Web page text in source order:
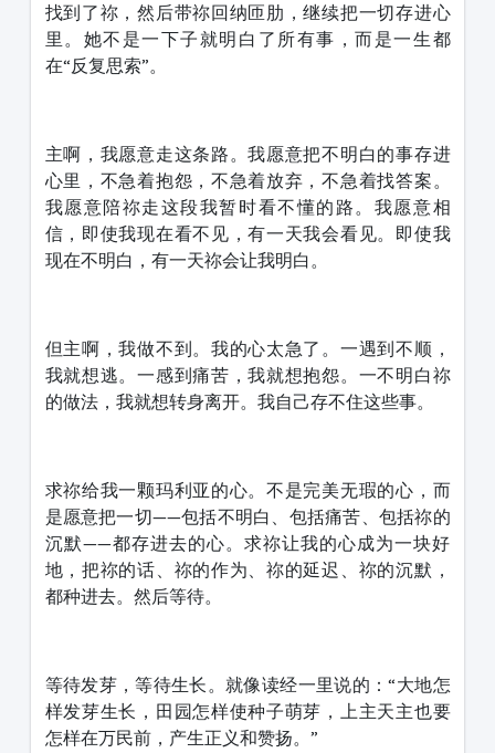
找到了祢，然后带祢回纳匝肋，继续把一切存进心
里。她不是一下子就明白了所有事，而是一生都
在“反复思索”。
主啊，我愿意走这条路。我愿意把不明白的事存进
心里，不急着抱怨，不急着放弃，不急着找答案。
我愿意陪祢走这段我暂时看不懂的路。我愿意相
信，即使我现在看不见，有一天我会看见。即使我
现在不明白，有一天祢会让我明白。
但主啊，我做不到。我的心太急了。一遇到不顺，
我就想逃。一感到痛苦，我就想抱怨。一不明白祢
的做法，我就想转身离开。我自己存不住这些事。
求祢给我一颗玛利亚的心。不是完美无瑕的心，而
是愿意把一切——包括不明白、包括痛苦、包括祢的
沉默——都存进去的心。求祢让我的心成为一块好
地，把祢的话、祢的作为、祢的延迟、祢的沉默，
都种进去。然后等待。
等待发芽，等待生长。就像读经一里说的：“大地怎
样发芽生长，田园怎样使种子萌芽，上主天主也要
怎样在万民前，产生正义和赞扬。”